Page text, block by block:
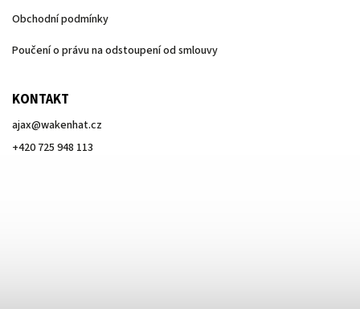
Obchodní podmínky
Poučení o právu na odstoupení od smlouvy
KONTAKT
ajax@wakenhat.cz
+420 725 948 113